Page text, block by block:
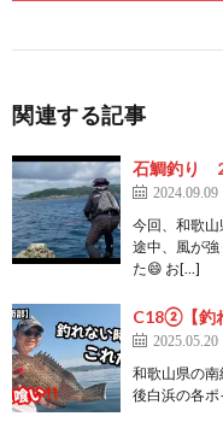
関連する記事
石鯛釣り
2024.09.09
今回、和歌
途中、風が
た😄 お[…]
C18②【釣
2025.05.20
和歌山県の
後白浜の各